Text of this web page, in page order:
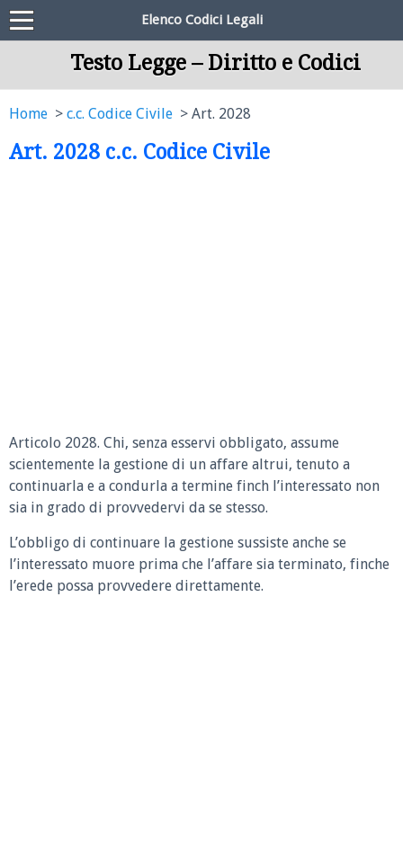
Elenco Codici Legali
Testo Legge – Diritto e Codici
Home c.c. Codice Civile Art. 2028
Art. 2028 c.c. Codice Civile
Articolo 2028. Chi, senza esservi obbligato, assume
scientemente la gestione di un affare altrui, tenuto a
continuarla e a condurla a termine finch l’interessato non
sia in grado di provvedervi da se stesso.
L’obbligo di continuare la gestione sussiste anche se
l’interessato muore prima che l’affare sia terminato, finche
l’erede possa provvedere direttamente.